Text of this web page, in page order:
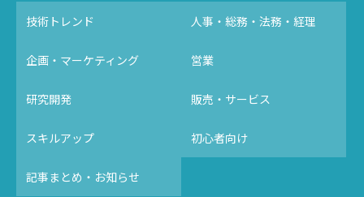
技術トレンド 人事・総務・法務・経理
企画・マーケティング 営業
研究開発 販売・サービス
スキルアップ 初心者向け
記事まとめ・お知らせ